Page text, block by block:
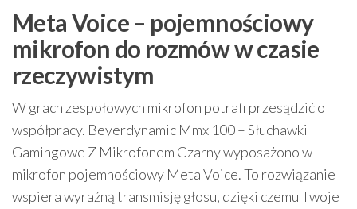
Meta Voice – pojemnościowy
mikrofon do rozmów w czasie
rzeczywistym
W grach zespołowych mikrofon potrafi przesądzić o
współpracy. Beyerdynamic Mmx 100 – Słuchawki
Gamingowe Z Mikrofonem Czarny wyposażono w
mikrofon pojemnościowy Meta Voice. To rozwiązanie
wspiera wyraźną transmisję głosu, dzięki czemu Twoje